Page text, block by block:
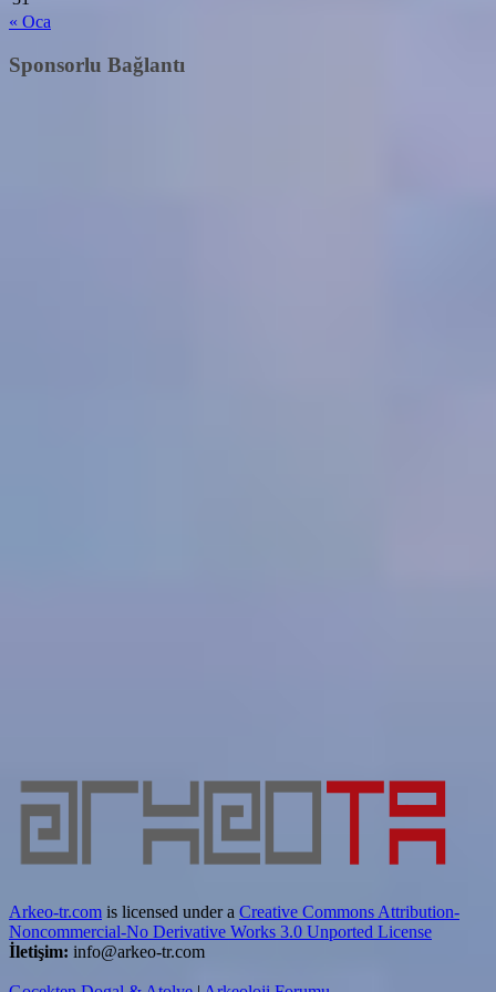
« Oca
Sponsorlu Bağlantı
Arkeo-tr.com is licensed under a Creative Commons Attribution-
Noncommercial-No Derivative Works 3.0 Unported License
İletişim: info@arkeo-tr.com